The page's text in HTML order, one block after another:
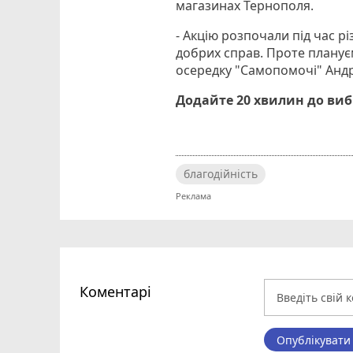
магазинах Тернополя.
- Акцію розпочали під час
добрих справ. Проте
осередку "Самопомочі"
Додайте 20 хвилин до
благодійність
Коментарі